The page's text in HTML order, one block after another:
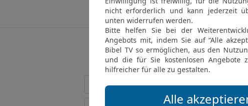
Möchtest du uns
Bewertung der Bibelthek